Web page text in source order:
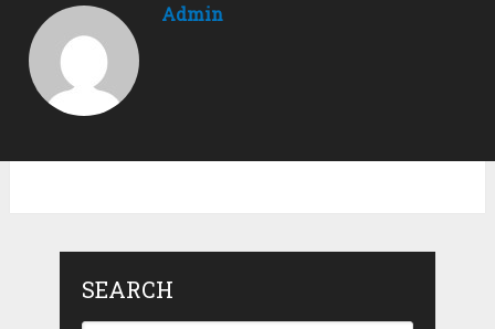
Admin
SEARCH